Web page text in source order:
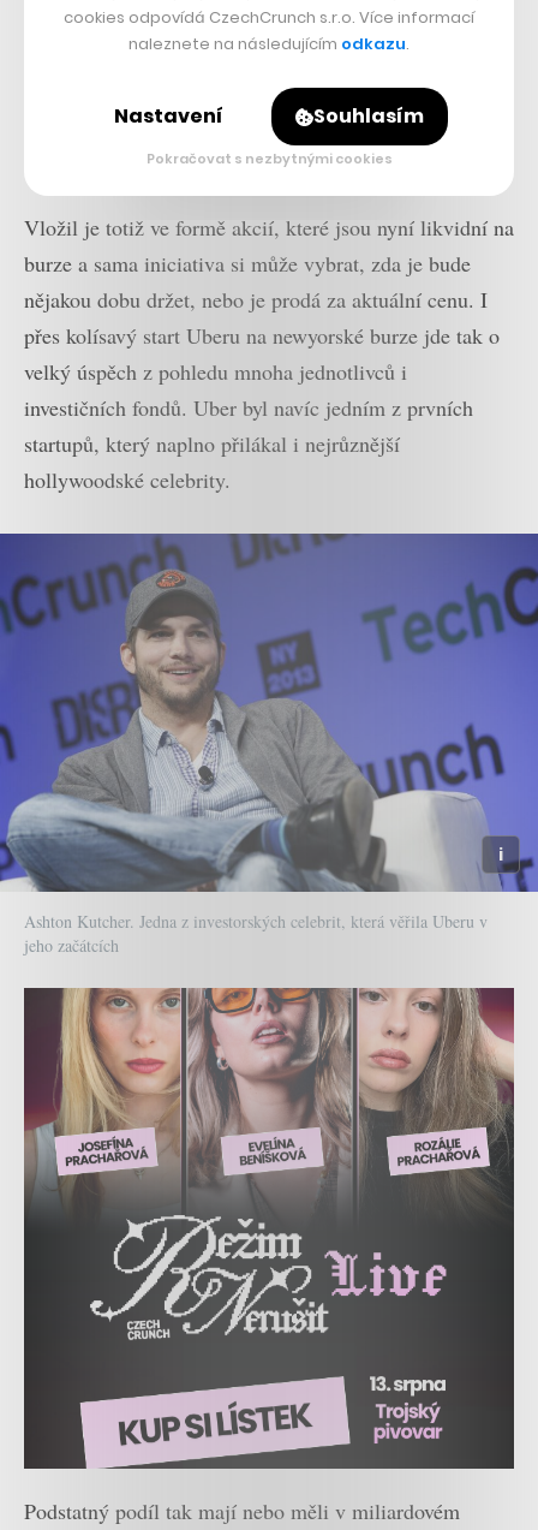
zakládajících členů neziskové organizace The Pool, jež
se spojila s iniciativoucharity: water, která má za cíl
čistění oceánů a dalších vod. Ryan díky pátečnímu
kroku firmy vložil docharity: waterminimálně 14
milionů dolarů.
Vložil je totiž ve formě akcií, které jsou nyní likvidní na
burze a sama iniciativa si může vybrat, zda je bude
nějakou dobu držet, nebo je prodá za aktuální cenu. I
přes kolísavý start Uberu na newyorské burze jde tak o
velký úspěch z pohledu mnoha jednotlivců i
investičních fondů. Uber byl navíc jedním z prvních
startupů, který naplno přilákal i nejrůznější
hollywoodské celebrity.
Ashton Kutcher. Jedna z investorských celebrit, která věřila Uberu v
jeho začátcích
Podstatný podíl tak mají nebo měli v miliardovém
cookies odpovídá CzechCrunch s.r.o. Více informací
naleznete na následujícím odkazu.
Nastavení Souhlasím
Pokračovat s nezbytnými cookies